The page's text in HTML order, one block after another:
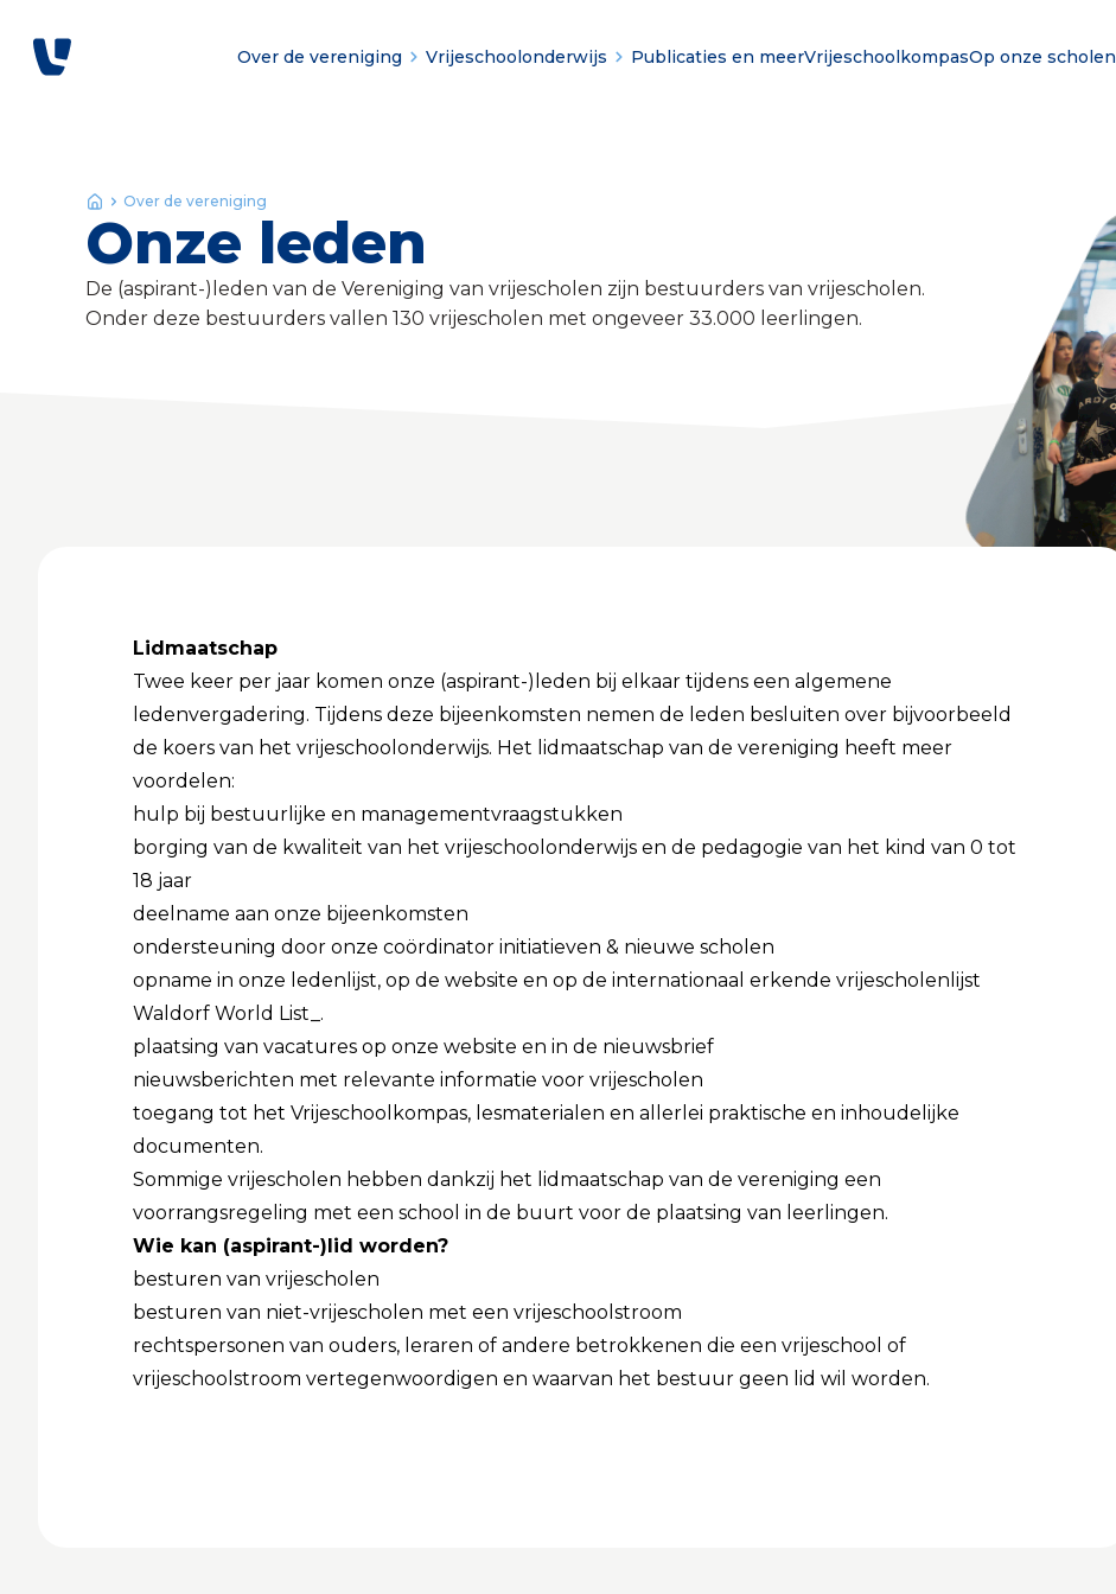
Over de vereniging Vrijeschoolonderwijs Publicaties en meerVrijeschoolkompasOp onze scholen
Over de vereniging
Onze leden
De (aspirant-)leden van de Vereniging van vrijescholen zijn bestuurders van vrijescholen.
Onder deze bestuurders vallen 130 vrijescholen met ongeveer 33.000 leerlingen.
Lidmaatschap
Twee keer per jaar komen onze (aspirant-)leden bij elkaar tijdens een algemene
ledenvergadering. Tijdens deze bijeenkomsten nemen de leden besluiten over bijvoorbeeld
de koers van het vrijeschoolonderwijs. Het lidmaatschap van de vereniging heeft meer
voordelen:
hulp bij bestuurlijke en managementvraagstukken
borging van de kwaliteit van het vrijeschoolonderwijs en de pedagogie van het kind van 0 tot
18 jaar
deelname aan onze bijeenkomsten
ondersteuning door onze coördinator initiatieven & nieuwe scholen
opname in onze ledenlijst, op de website en op de internationaal erkende vrijescholenlijst
Waldorf World List_ .
plaatsing van vacatures op onze website en in de nieuwsbrief
nieuwsberichten met relevante informatie voor vrijescholen
toegang tot het Vrijeschoolkompas, lesmaterialen en allerlei praktische en inhoudelijke
documenten.
Sommige vrijescholen hebben dankzij het lidmaatschap van de vereniging een
voorrangsregeling met een school in de buurt voor de plaatsing van leerlingen.
Wie kan (aspirant-)lid worden?
besturen van vrijescholen
besturen van niet-vrijescholen met een vrijeschoolstroom
rechtspersonen van ouders, leraren of andere betrokkenen die een vrijeschool of
vrijeschoolstroom vertegenwoordigen en waarvan het bestuur geen lid wil worden.